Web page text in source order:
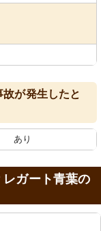
が発生したと
あり
ガート青葉の